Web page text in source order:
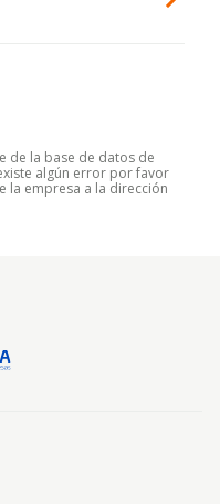
de la base de datos de
existe algún error por favor
la empresa a la dirección